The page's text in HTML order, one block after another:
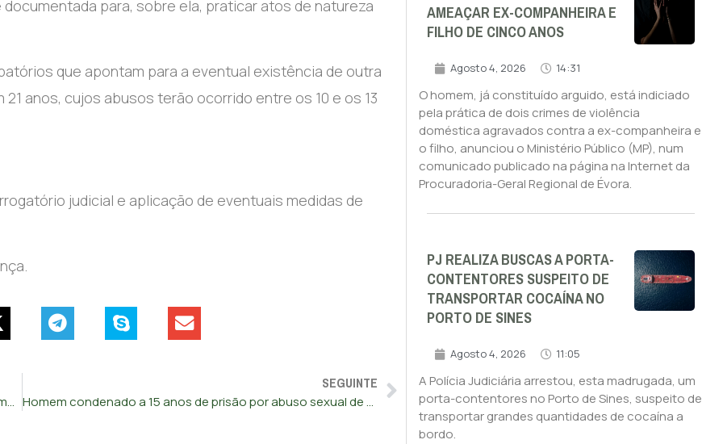
para, sobre ela, praticar atos de natureza
que apontam para a eventual existência de outra
anos, cujos abusos terão ocorrido entre os 10 e os 13
judicial e aplicação de eventuais medidas de
Operação encerra restaurante e apreende 163 quilos de alimentos em Sintra
SEGUINTE
Homem condenado a 15 anos de prisão por abuso sexual de menores na Madeira
AMEAÇAR EX-COMPANHEIRA E
FILHO DE CINCO ANOS
Agosto 4, 2026 14:31
O homem, já constituído arguido, está indiciado
pela prática de dois crimes de violência
doméstica agravados contra a ex-companheira e
o filho, anunciou o Ministério Público (MP), num
comunicado publicado na página na Internet da
Procuradoria-Geral Regional de Évora.
PJ REALIZA BUSCAS A PORTA-
CONTENTORES SUSPEITO DE
TRANSPORTAR COCAÍNA NO
PORTO DE SINES
Agosto 4, 2026 11:05
A Polícia Judiciária arrestou, esta madrugada, um
porta-contentores no Porto de Sines, suspeito de
transportar grandes quantidades de cocaína a
bordo.